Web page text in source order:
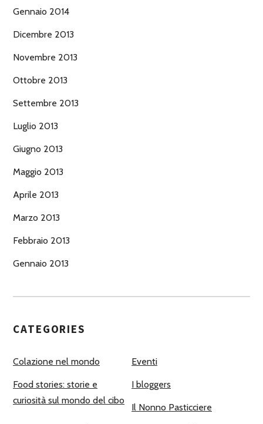
Gennaio 2014
Dicembre 2013
Novembre 2013
Ottobre 2013
Settembre 2013
Luglio 2013
Giugno 2013
Maggio 2013
Aprile 2013
Marzo 2013
Febbraio 2013
Gennaio 2013
CATEGORIES
Colazione nel mondo Eventi
Food stories: storie e
curiosità sul mondo del cibo
I bloggers
Il Nonno Pasticciere